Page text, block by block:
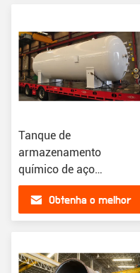
Tanque de
armazenamento
químico de aço
inoxidável industrial do
tanque de
armazenamento do
inoxidável
Obtenha o melhor